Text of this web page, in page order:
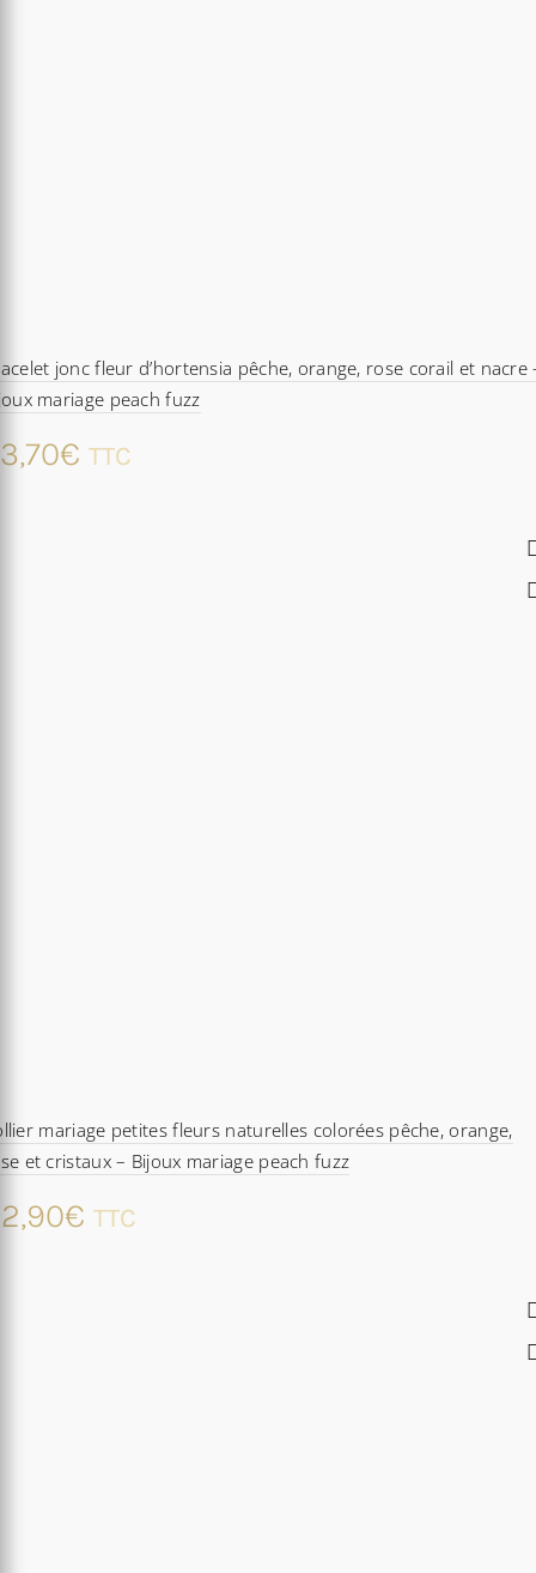
jonc fleur d’hortensia pêche, orange, rose corail et nacre
mariage peach fuzz
€ TTC
mariage petites fleurs naturelles colorées pêche, orange,
et cristaux – Bijoux mariage peach fuzz
€ TTC